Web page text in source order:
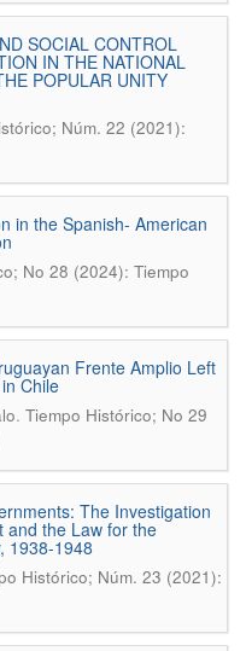
SOCIAL CONTROL
IN THE NATIONAL
POPULAR UNITY
Núm. 22 (2021):
in the Spanish- American
No 28 (2024): Tiempo
Frente Amplio Left
Chile
. Tiempo Histórico; No 29
The Investigation
and the Law for the
1938-1948
Histórico; Núm. 23 (2021):